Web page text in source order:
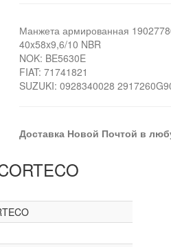
Манжета армированная
40x58x9,6/10 NBR
NOK: BE5630E
FIAT: 71741821
SUZUKI: 0928340028
Доставка Новой Почтой в